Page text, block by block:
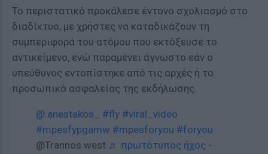
Το περιστατικό προκάλεσε έντονο σχολιασμό στο
διαδίκτυο, με χρήστες να καταδικάζουν τη
συμπεριφορά του ατόμου που εκτόξευσε το
αντικείμενο, ενώ παραμένει άγνωστο εάν ο
υπεύθυνος εντοπίστηκε από τις αρχές ή το
προσωπικό ασφαλείας της εκδήλωσης.
@.anestakos_ #fly #viral_video
#mpesfypgamw #mpesforyou #foryou
@Trannos.west ♬ πρωτότυπος ήχος -